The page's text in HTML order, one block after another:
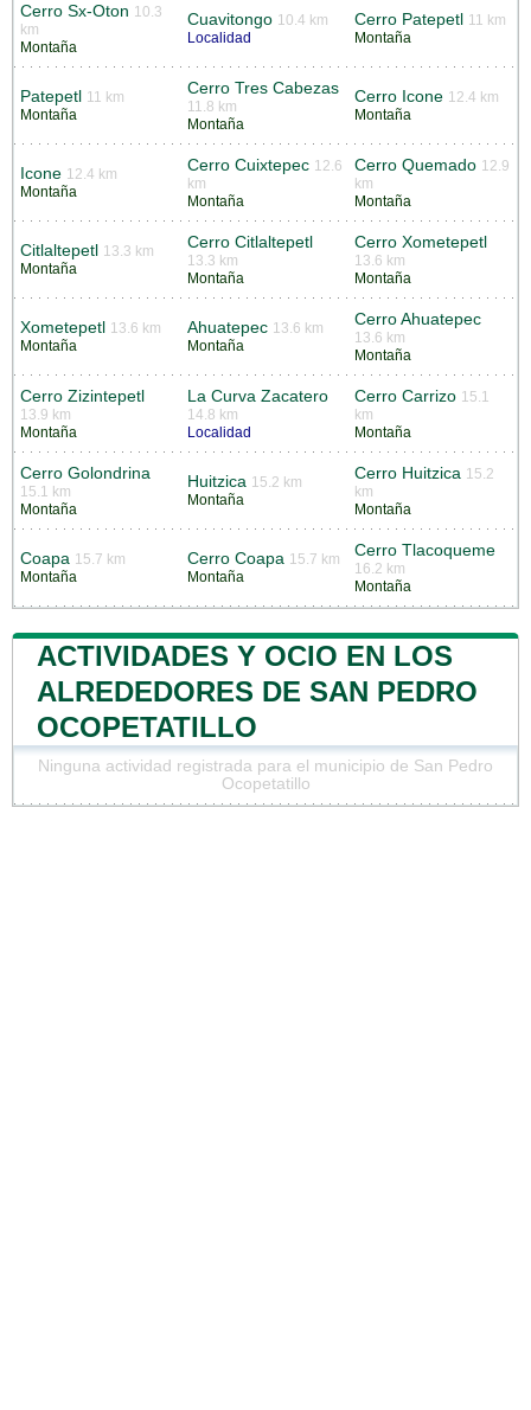
Cerro Sx-Oton 10.3
km
Montaña
Cuavitongo 10.4 km
Localidad
Cerro Patepetl 11 km
Montaña
Patepetl 11 km
Montaña
Cerro Tres Cabezas
11.8 km
Montaña
Cerro Icone 12.4 km
Montaña
Icone 12.4 km
Montaña
Cerro Cuixtepec 12.6
km
Montaña
Cerro Quemado 12.9
km
Montaña
Citlaltepetl 13.3 km
Montaña
Cerro Citlaltepetl
13.3 km
Montaña
Cerro Xometepetl
13.6 km
Montaña
Xometepetl 13.6 km
Montaña
Ahuatepec 13.6 km
Montaña
Cerro Ahuatepec
13.6 km
Montaña
Cerro Zizintepetl
13.9 km
Montaña
La Curva Zacatero
14.8 km
Localidad
Cerro Carrizo 15.1
km
Montaña
Cerro Golondrina
15.1 km
Montaña
Huitzica 15.2 km
Montaña
Cerro Huitzica 15.2
km
Montaña
Coapa 15.7 km
Montaña
Cerro Coapa 15.7 km
Montaña
Cerro Tlacoqueme
16.2 km
Montaña
ACTIVIDADES Y OCIO EN LOS
ALREDEDORES DE SAN PEDRO
OCOPETATILLO
Ninguna actividad registrada para el municipio de San Pedro
Ocopetatillo